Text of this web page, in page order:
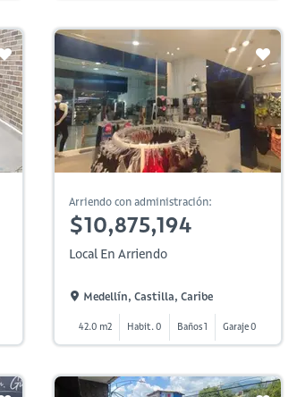
Arriendo con administración:
$10,875,194
Local En Arriendo
Medellín, Castilla, Caribe
42.0 m2 Habit. 0 Baños 1 Garaje 0